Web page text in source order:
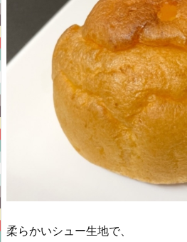
柔らかいシュー生地で、